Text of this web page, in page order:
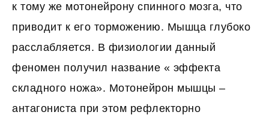
к тому же мотонейрону спинного мозга, что
приводит к его торможению. Мышца глубоко
расслабляется. В физиологии данный
феномен получил название « эффекта
складного ножа». Мотонейрон мышцы –
антагониста при этом рефлекторно